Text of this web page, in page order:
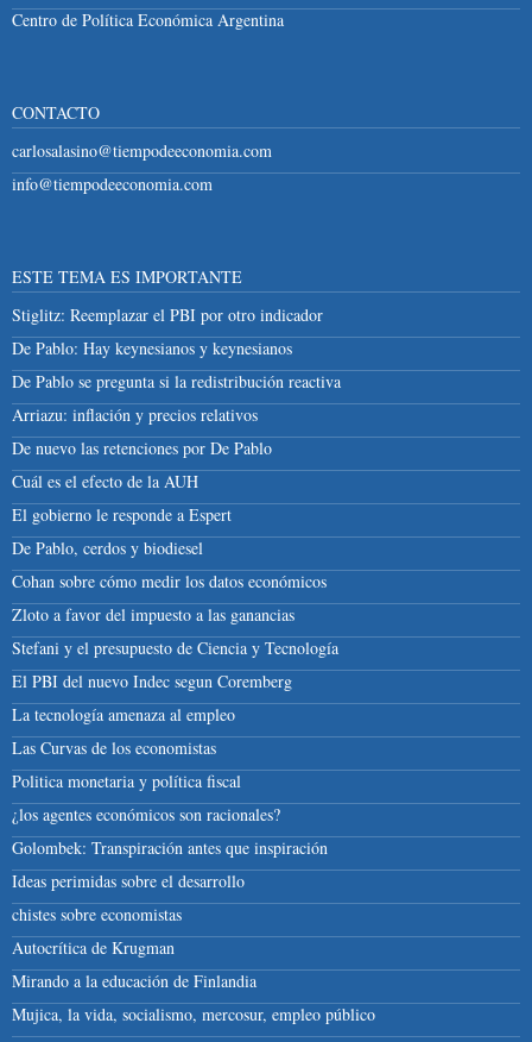
Centro de Política Económica Argentina
CONTACTO
carlosalasino@tiempodeeconomia.com
info@tiempodeeconomia.com
ESTE TEMA ES IMPORTANTE
Stiglitz: Reemplazar el PBI por otro indicador
De Pablo: Hay keynesianos y keynesianos
De Pablo se pregunta si la redistribución reactiva
Arriazu: inflación y precios relativos
De nuevo las retenciones por De Pablo
Cuál es el efecto de la AUH
El gobierno le responde a Espert
De Pablo, cerdos y biodiesel
Cohan sobre cómo medir los datos económicos
Zloto a favor del impuesto a las ganancias
Stefani y el presupuesto de Ciencia y Tecnología
El PBI del nuevo Indec segun Coremberg
La tecnología amenaza al empleo
Las Curvas de los economistas
Politica monetaria y política fiscal
¿los agentes económicos son racionales?
Golombek: Transpiración antes que inspiración
Ideas perimidas sobre el desarrollo
chistes sobre economistas
Autocrítica de Krugman
Mirando a la educación de Finlandia
Mujica, la vida, socialismo, mercosur, empleo público